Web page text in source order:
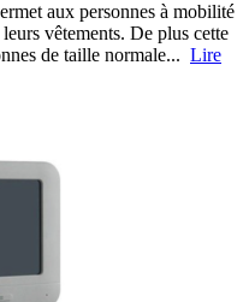
aux personnes à mobilité
vêtements. De plus cette
de taille normale... Lire